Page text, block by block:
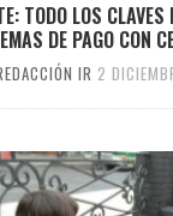
TODO LOS
DE PAGO CON
IR 2